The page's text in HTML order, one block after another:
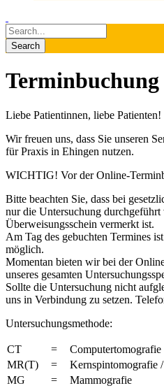
Liebe Patientinnen, liebe Patienten!
Wir freuen uns, dass Sie unseren
für Praxis in Ehingen nutzen.
WICHTIG! Vor der Online-
Bitte beachten Sie, dass bei
nur die Untersuchung
Überweisungsschein vermerkt ist.
Am Tag des gebuchten Termines
möglich.
Momentan bieten wir bei der
unseres gesamten
Sollte die Untersuchung nicht
uns in Verbindung zu setzen.
Untersuchungsmethode:
CT =
Computertomografie
MR(T)
=
Kernspintomografie
MG
=
Mammografie